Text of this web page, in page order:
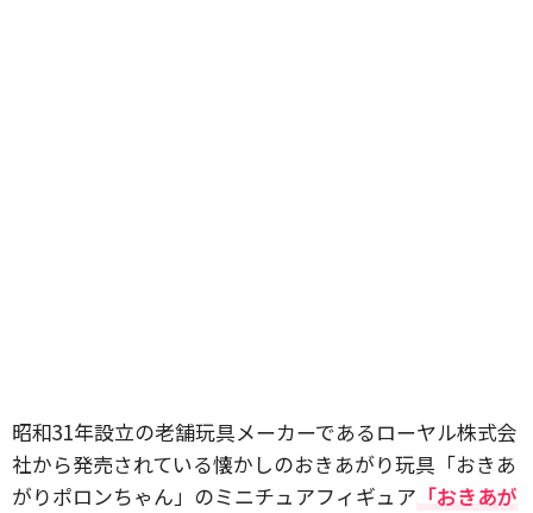
昭和31年設立の老舗玩具メーカーであるローヤル株式会
社から発売されている懐かしのおきあがり玩具「おきあ
がりポロンちゃん」のミニチュアフィギュア 「おきあが